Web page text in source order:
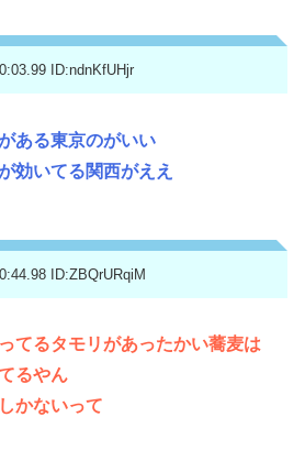
ID:ndnKfUHjr
ある東京のがいい
効いてる関西がええ
ID:ZBQrURqiM
てるタモリがあったかい蕎麦は
るやん
かないって